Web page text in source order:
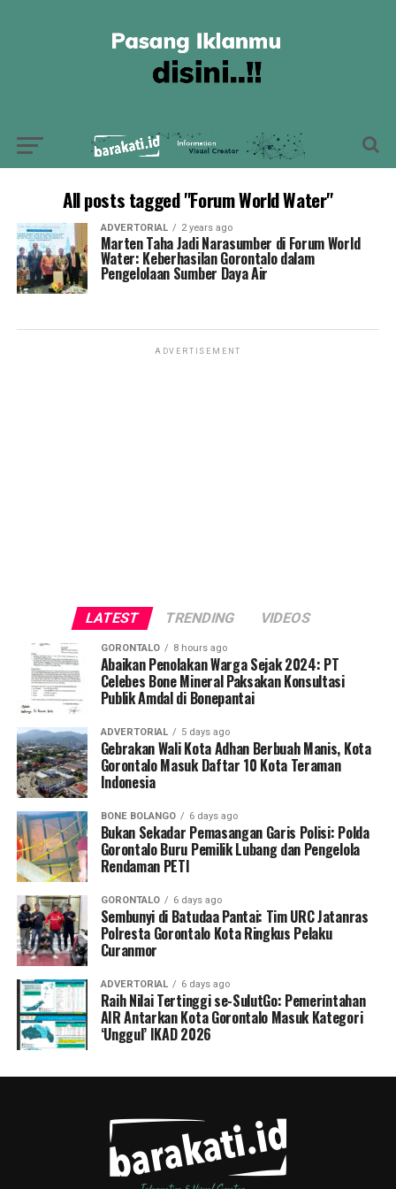
All posts tagged "Forum World Water"
ADVERTORIAL 2 years ago
Marten Taha Jadi Narasumber di Forum World
Water: Keberhasilan Gorontalo dalam
Pengelolaan Sumber Daya Air
ADVERTISEMENT
LATEST TRENDING VIDEOS
GORONTALO 8 hours ago
Abaikan Penolakan Warga Sejak 2024: PT
Celebes Bone Mineral Paksakan Konsultasi
Publik Amdal di Bonepantai
ADVERTORIAL 5 days ago
Gebrakan Wali Kota Adhan Berbuah Manis, Kota
Gorontalo Masuk Daftar 10 Kota Teraman
Indonesia
BONE BOLANGO 6 days ago
Bukan Sekadar Pemasangan Garis Polisi: Polda
Gorontalo Buru Pemilik Lubang dan Pengelola
Rendaman PETI
GORONTALO 6 days ago
Sembunyi di Batudaa Pantai: Tim URC Jatanras
Polresta Gorontalo Kota Ringkus Pelaku
Curanmor
ADVERTORIAL 6 days ago
Raih Nilai Tertinggi se-SulutGo: Pemerintahan
AIR Antarkan Kota Gorontalo Masuk Kategori
‘Unggul’ IKAD 2026